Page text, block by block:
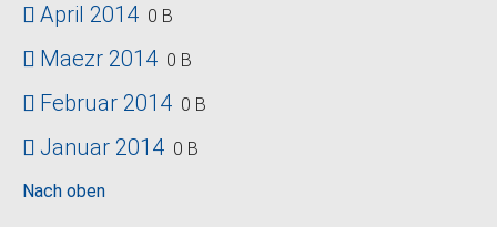
April 2014 0 B
Maezr 2014 0 B
Februar 2014 0 B
Januar 2014 0 B
Nach oben